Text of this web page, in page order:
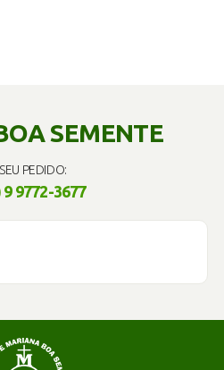
SEMENTE
PEDIDO:
9 9772-3677